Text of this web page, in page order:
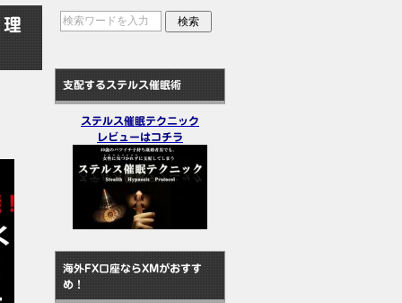
支配するステルス催眠術
ステルス催眠テクニック
レビューはコチラ
海外FX口座ならXMがおすす
め！